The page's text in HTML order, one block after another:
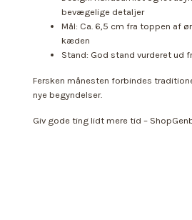
bevægelige detaljer
Mål: Ca. 6,5 cm fra toppen af
kæden
Stand: God stand vurderet ud
Fersken månesten forbindes
nye begyndelser.
Giv gode ting lidt mere tid –